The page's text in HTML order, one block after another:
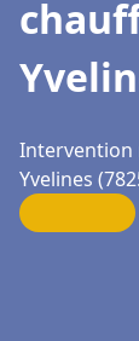
Intervention
Yvelines